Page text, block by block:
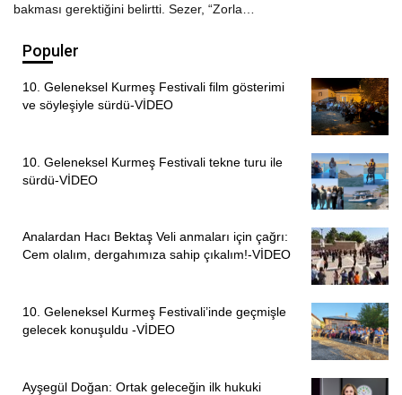
bakması gerektiğini belirtti. Sezer, “Zorla…
Populer
10. Geleneksel Kurmeş Festivali film gösterimi
ve söyleşiyle sürdü-VİDEO
10. Geleneksel Kurmeş Festivali tekne turu ile
sürdü-VİDEO
Analardan Hacı Bektaş Veli anmaları için çağrı:
Cem olalım, dergahımıza sahip çıkalım!-VİDEO
10. Geleneksel Kurmeş Festivali’inde geçmişle
gelecek konuşuldu -VİDEO
Ayşegül Doğan: Ortak geleceğin ilk hukuki